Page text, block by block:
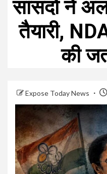
सांसदों ने
तैयारी,
की
Expose Today News